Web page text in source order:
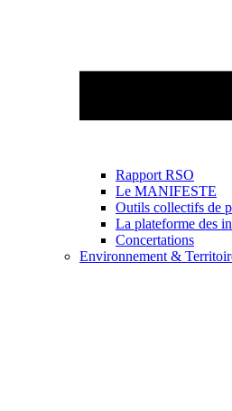
Rapport RSO
Le MANIFESTE
Outils collectifs de
La plateforme des
Concertations
Environnement &